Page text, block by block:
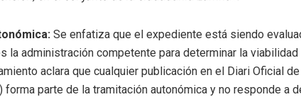
Se enfatiza que el expediente está siendo
la administración competente para determinar la
aclara que cualquier publicación en el Diari Oficial
forma parte de la tramitación autonómica y no responde a